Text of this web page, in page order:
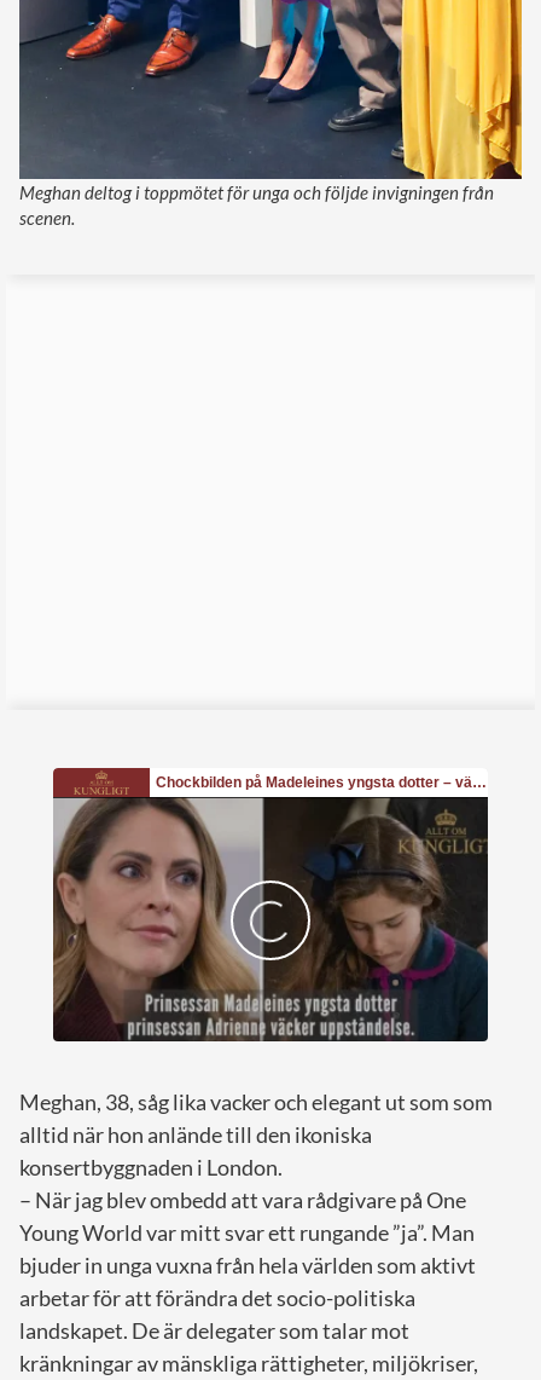
Meghan deltog i toppmötet för unga och följde invigningen från
scenen.
Meghan, 38, såg lika vacker och elegant ut som som
alltid när hon anlände till den ikoniska
konsertbyggnaden i London.
– När jag blev ombedd att vara rådgivare på One
Young World var mitt svar ett rungande ”ja”. Man
bjuder in unga vuxna från hela världen som aktivt
arbetar för att förändra det socio-politiska
landskapet. De är delegater som talar mot
kränkningar av mänskliga rättigheter, miljökriser,